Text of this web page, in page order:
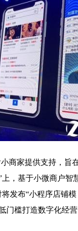
商家提供支持，旨
，基于小微商户智
发布“小程序店铺模
门槛打造数字化经营